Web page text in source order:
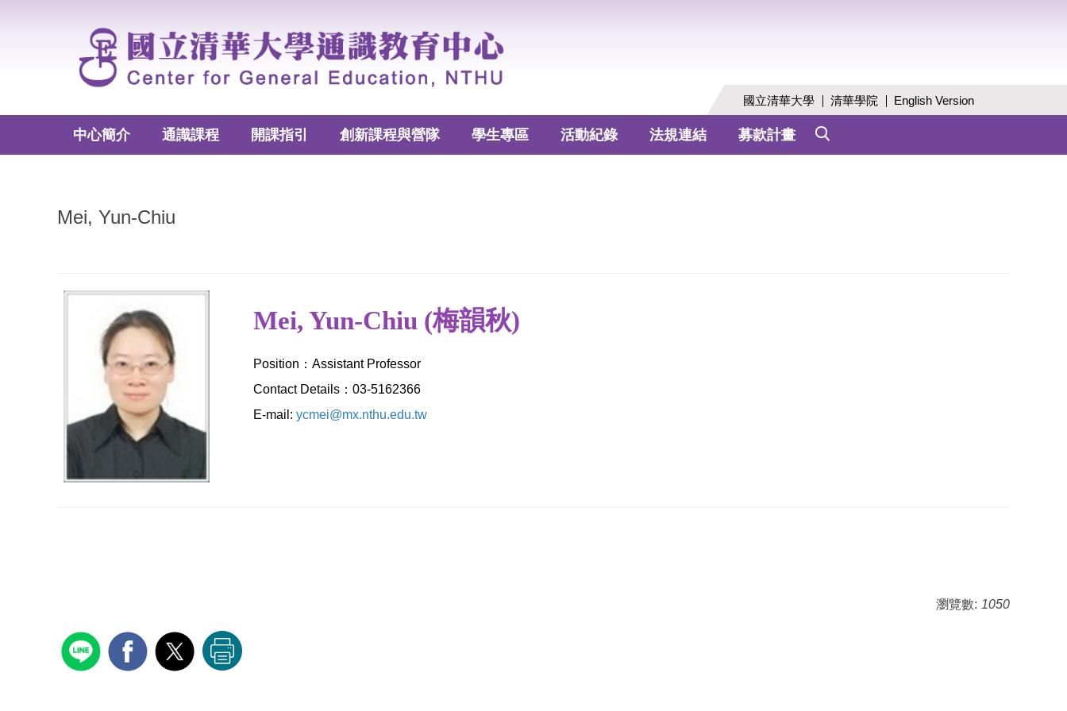
國立清華大學 清華學院 English Version
中心簡介 通識課程 開課指引 創新課程與營隊 學生專區 活動紀錄 法規連結 募款計畫
Mei, Yun-Chiu
Mei, Yun-Chiu (梅韻秋)
Position：Assistant Professor
Contact Details：03-5162366
E-mail: ycmei@mx.nthu.edu.tw
瀏覽數: 1050